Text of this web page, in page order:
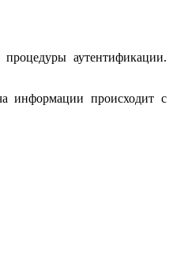
аутентификации.
информации происходит с